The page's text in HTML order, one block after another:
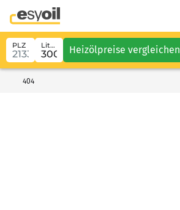
PLZ Liter Heizölpreise vergleichen
404